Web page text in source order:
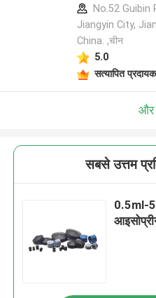
No.52 Guibin
Jiangyin City,
China. ,चीन
5.0
सत्यापित प्रदायक
और
सबसे उत्तम
0.5ml-